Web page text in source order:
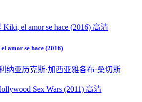
高清
amor se hace (2016)
纳亚历克斯·加西亚雅各布·桑切斯
高清